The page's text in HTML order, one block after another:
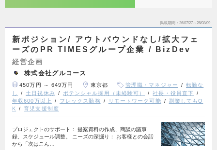
掲載期間 26/07/27～26/08/09
新ポジション/ アウトバウンドなし/拡大フェ
ーズのPR TIMESグループ企業 / BizDev
経営企画
株式会社グルコース
450万円 ～ 649万円 東京都 管理職・マネジャー
転勤な
し
土日祝休み ポテンシャル採用（未経験可）
社長・役員直下
年収600万以上
フレックス勤務 リモートワーク可能
副業してもO
K
育児支援制度
プロジェクトのサポート： 提案資料の作成、商談の議事
録、スケジュール調整。 ニーズの深掘り： お客様との会話
から「次はこん…